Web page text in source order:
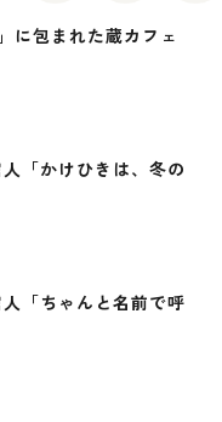
に包まれた蔵カフェ
「かけひきは、冬の
「ちゃんと名前で呼